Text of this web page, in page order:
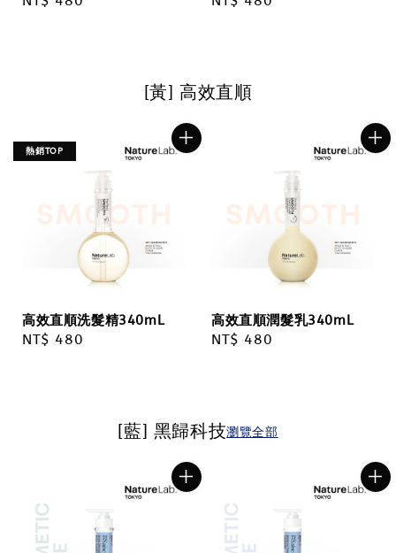
[黃] 高效直順
熱銷TOP
高效直順洗髮精340mL
Regular
NT$ 480
高效直順潤髮乳340mL
Regular
NT$ 480
[藍] 黑歸科技瀏覽全部